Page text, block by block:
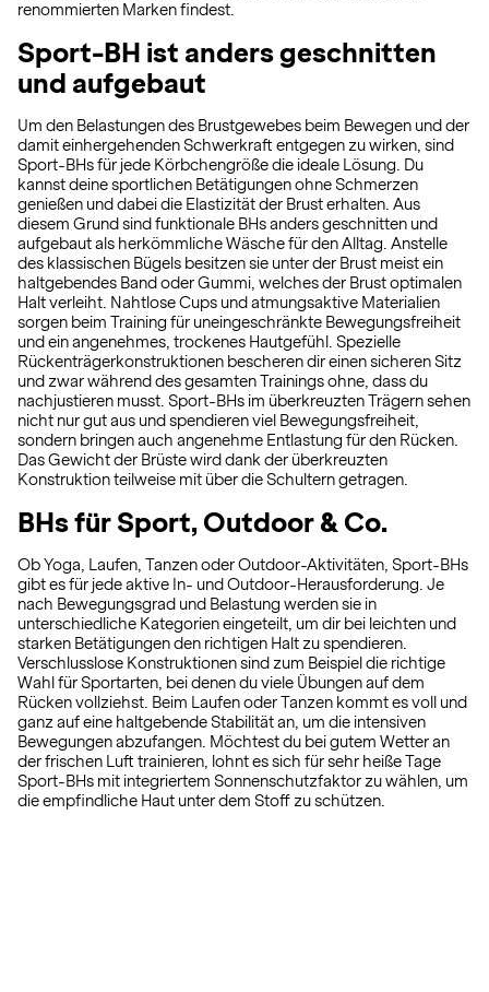
renommierten Marken findest.
Sport-BH ist anders geschnitten
und aufgebaut
Um den Belastungen des Brustgewebes beim Bewegen und der
damit einhergehenden Schwerkraft entgegen zu wirken, sind
Sport-BHs für jede Körbchengröße die ideale Lösung. Du
kannst deine sportlichen Betätigungen ohne Schmerzen
genießen und dabei die Elastizität der Brust erhalten. Aus
diesem Grund sind funktionale BHs anders geschnitten und
aufgebaut als herkömmliche Wäsche für den Alltag. Anstelle
des klassischen Bügels besitzen sie unter der Brust meist ein
haltgebendes Band oder Gummi, welches der Brust optimalen
Halt verleiht. Nahtlose Cups und atmungsaktive Materialien
sorgen beim Training für uneingeschränkte Bewegungsfreiheit
und ein angenehmes, trockenes Hautgefühl. Spezielle
Rückenträgerkonstruktionen bescheren dir einen sicheren Sitz
und zwar während des gesamten Trainings ohne, dass du
nachjustieren musst. Sport-BHs im überkreuzten Trägern sehen
nicht nur gut aus und spendieren viel Bewegungsfreiheit,
sondern bringen auch angenehme Entlastung für den Rücken.
Das Gewicht der Brüste wird dank der überkreuzten
Konstruktion teilweise mit über die Schultern getragen.
BHs für Sport, Outdoor & Co.
Ob Yoga, Laufen, Tanzen oder Outdoor-Aktivitäten, Sport-BHs
gibt es für jede aktive In- und Outdoor-Herausforderung. Je
nach Bewegungsgrad und Belastung werden sie in
unterschiedliche Kategorien eingeteilt, um dir bei leichten und
starken Betätigungen den richtigen Halt zu spendieren.
Verschlusslose Konstruktionen sind zum Beispiel die richtige
Wahl für Sportarten, bei denen du viele Übungen auf dem
Rücken vollziehst. Beim Laufen oder Tanzen kommt es voll und
ganz auf eine haltgebende Stabilität an, um die intensiven
Bewegungen abzufangen. Möchtest du bei gutem Wetter an
der frischen Luft trainieren, lohnt es sich für sehr heiße Tage
Sport-BHs mit integriertem Sonnenschutzfaktor zu wählen, um
die empfindliche Haut unter dem Stoff zu schützen.